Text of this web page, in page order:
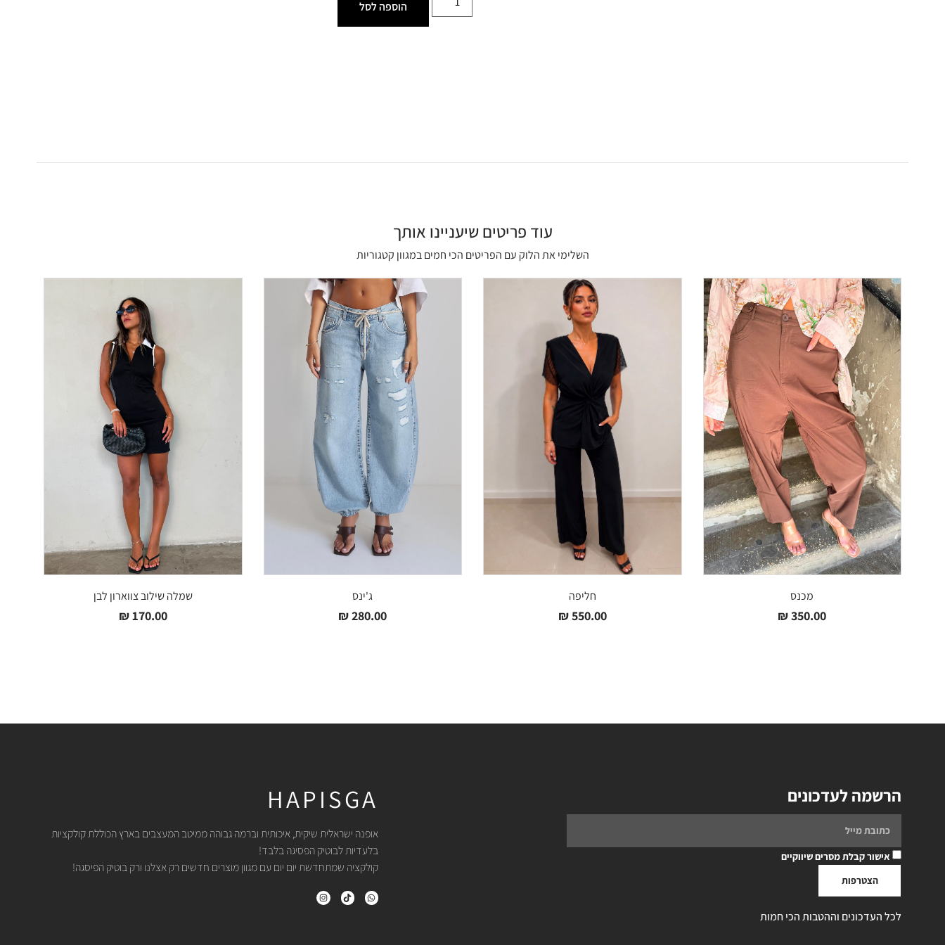
הוספה לסל
עוד פריטים שיעניינו אותך
השלימי את הלוק עם הפריטים הכי חמים במגוון קטגוריות
מכנס
350.00
₪
חליפה
550.00
₪
ג'ינס
280.00
₪
שמלה שילוב צווארון לבן
170.00
₪
הרשמה לעדכונים
אישור קבלת מסרים שיווקיים
הצטרפות
לכל העדכונים וההטבות הכי חמות
HAPISGA
אופנה ישראלית שיקית, איכותית וברמה גבוהה ממיטב המעצבים בארץ הכוללת קולקציות
בלעדיות לבוטיק הפסיגה בלבד!
קולקציה שמתחדשת יום יום עם מגוון מוצרים חדשים רק אצלנו ורק בוטיק הפיסגה!